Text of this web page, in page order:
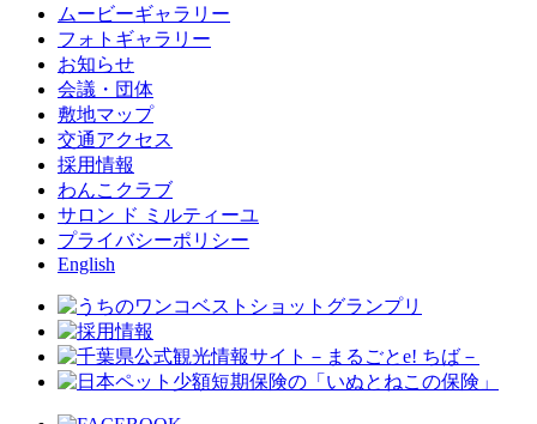
ムービーギャラリー
フォトギャラリー
お知らせ
会議・団体
敷地マップ
交通アクセス
採用情報
わんこクラブ
サロン ド ミルティーユ
プライバシーポリシー
English